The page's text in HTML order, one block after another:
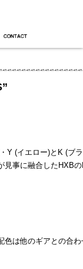
Y (イエロー)とK (ブ
事に融合したHXB
は他のギアとの合